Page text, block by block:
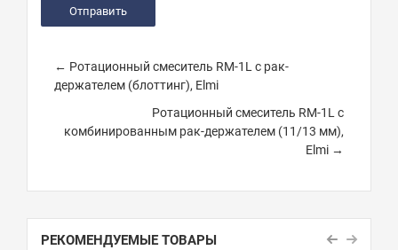
← Ротационный смеситель RM-1L с рак-
держателем (блоттинг), Elmi
Ротационный смеситель RM-1L с
комбинированным рак-держателем (11/13 мм),
Elmi →
РЕКОМЕНДУЕМЫЕ ТОВАРЫ